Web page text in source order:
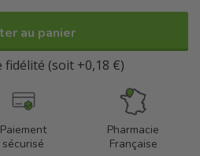
au panier
fidélité (soit +0,18 €)
Paiement
sécurisé
Pharmacie
Française